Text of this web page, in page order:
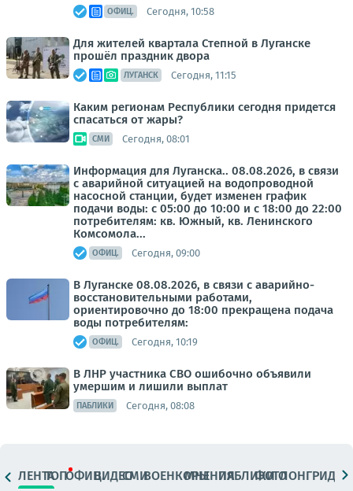
ОФИЦ. Сегодня, 10:58
Для жителей квартала Степной в Луганске
прошёл праздник двора
ЛУГАНСК Сегодня, 11:15
Каким регионам Республики сегодня придется
спасаться от жары?
СМИ Сегодня, 08:01
Информация для Луганска.. 08.08.2026, в связи
с аварийной ситуацией на водопроводной
насосной станции, будет изменен график
подачи воды: с 05:00 до 10:00 и с 18:00 до 22:00
потребителям: кв. Южный, кв. Ленинского
Комсомола...
ОФИЦ. Сегодня, 09:00
В Луганске 08.08.2026, в связи с аварийно-
восстановительными работами,
ориентировочно до 18:00 прекращена подача
воды потребителям:
ОФИЦ. Сегодня, 10:19
В ЛНР участника СВО ошибочно объявили
умершим и лишили выплат
ПАБЛИКИ Сегодня, 08:08
ЛЕНТАТОПОФИЦ.ВИДЕОСМИВОЕНКОРЫМНЕНИЯПАБЛИКИ
ФОТОЛОНГРИДЫ